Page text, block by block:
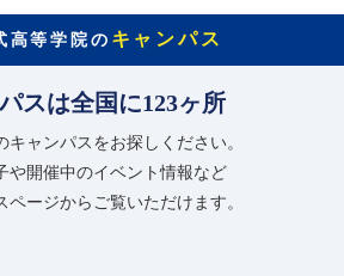
高等学院の キャンパス
スは全国に123ヶ所
キャンパスをお探しください。
や開催中のイベント情報など
ページからご覧いただけます。